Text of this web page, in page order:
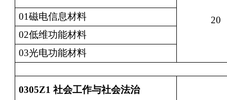
20
01磁电信息材料
02低维功能材料
03光电功能材料
0305Z1 社会工作与社会法治